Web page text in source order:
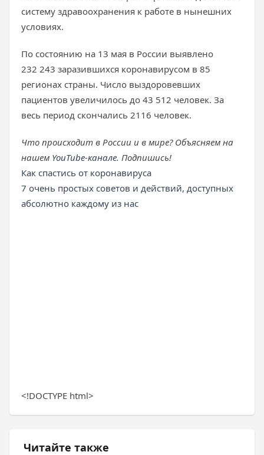
систему здравоохранения к работе в нынешних
условиях.
По состоянию на 13 мая в России выявлено
232 243 заразившихся коронавирусом в 85
регионах страны. Число выздоровевших
пациентов увеличилось до 43 512 человек. За
весь период скончались 2116 человек.
Что происходит в России и в мире? Объясняем на
нашем YouTube-канале. Подпишись!
Как спастись от коронавируса
7 очень простых советов и действий, доступных
абсолютно каждому из нас
<!DOCTYPE html>
Читайте также